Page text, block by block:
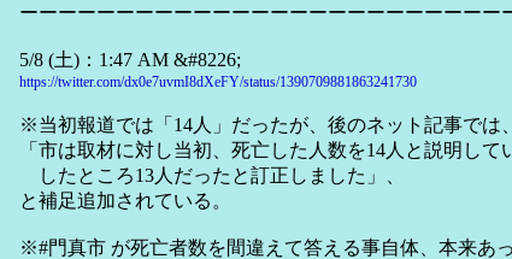
ーーーーーーーーーーーーーーーーーーーーーーーーー
5/8 (土)：1:47 AM &#8226;
https://twitter.com/dx0e7uvmI8dXeFY/status/1390709881863241730
※当初報道では「14人」だったが、後のネット記事では、
「市は取材に対し当初、死亡した人数を14人と説明し
したところ13人だったと訂正しました」、
と補足追加されている。
※#門真市 が死亡者数を間違えて答える事自体、本来あ